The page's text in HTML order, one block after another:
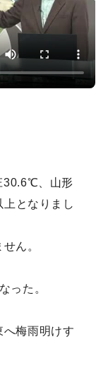
30.6℃、山形
となりまし
ん。
った。
梅雨明けす